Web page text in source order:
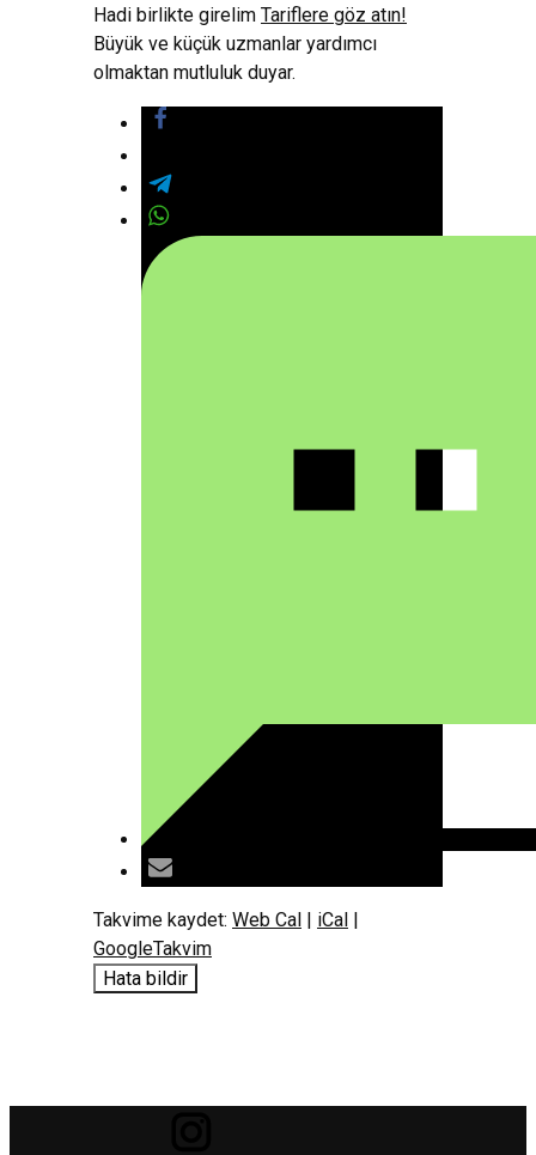
Hadi birlikte girelim Tariflere göz atın!
Büyük ve küçük uzmanlar yardımcı
olmaktan mutluluk duyar.
Takvime kaydet: Web Cal iCal
GoogleTakvim
Hata bildir